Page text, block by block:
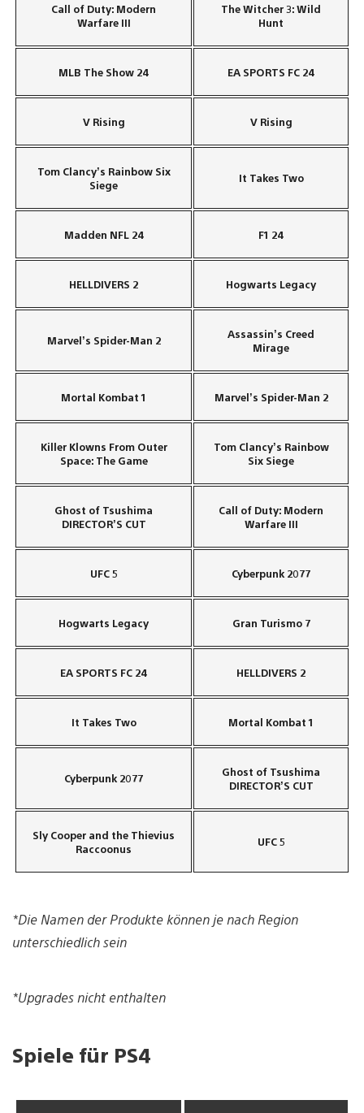
Call of Duty: Modern
Warfare III
The Witcher 3: Wild
Hunt
MLB The Show 24 EA SPORTS FC 24
V Rising V Rising
Tom Clancy’s Rainbow Six
Siege
It Takes Two
Madden NFL 24 F1 24
HELLDIVERS 2 Hogwarts Legacy
Marvel’s Spider-Man 2
Assassin’s Creed
Mirage
Mortal Kombat 1 Marvel’s Spider-Man 2
Killer Klowns From Outer
Space: The Game
Tom Clancy’s Rainbow
Six Siege
Ghost of Tsushima
DIRECTOR’S CUT
Call of Duty: Modern
Warfare III
UFC 5 Cyberpunk 2077
Hogwarts Legacy Gran Turismo 7
EA SPORTS FC 24 HELLDIVERS 2
It Takes Two Mortal Kombat 1
Cyberpunk 2077
Ghost of Tsushima
DIRECTOR’S CUT
Sly Cooper and the Thievius
Raccoonus
UFC 5
*Die Namen der Produkte können je nach Region
unterschiedlich sein
*Upgrades nicht enthalten
Spiele für PS4